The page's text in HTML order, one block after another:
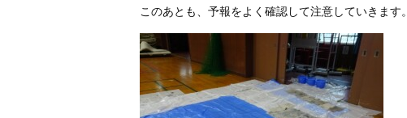
このあとも、予報をよく確認して注意していきます。